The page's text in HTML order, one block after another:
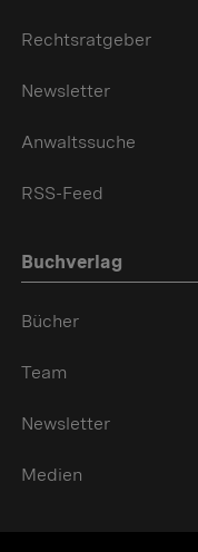
Rechtsratgeber
Newsletter
Anwaltssuche
RSS-Feed
Buchverlag
Bücher
Team
Newsletter
Medien